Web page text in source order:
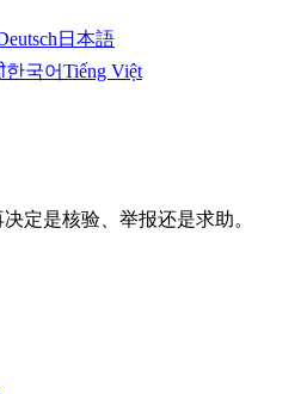
日本語
한국어Tiếng Việt
定是核验、举报还是求助。